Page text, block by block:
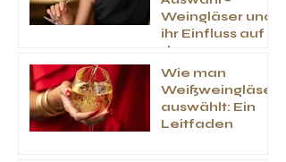
Weingläser und
ihr Einfluss auf
den
Geschmack
und das Aroma
von Wein
Wie man
Weißweingläser
auswählt: Ein
Leitfaden